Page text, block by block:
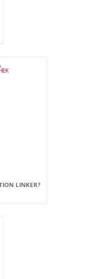
LINKER?